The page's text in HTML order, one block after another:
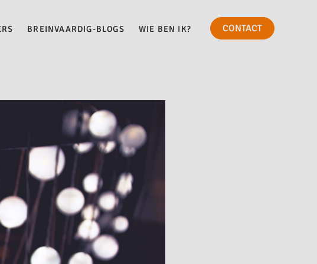
BREINVAARDIG-BLOGS WIE BEN IK? CONTACT